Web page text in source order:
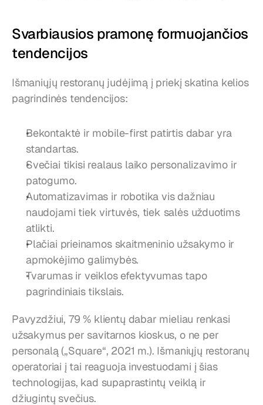
Svarbiausios pramonę formuojančios
tendencijos
Išmaniųjų restoranų judėjimą į priekį skatina kelios
pagrindinės tendencijos:
Bekontaktė ir mobile-first patirtis dabar yra
standartas.
Svečiai tikisi realaus laiko personalizavimo ir
patogumo.
Automatizavimas ir robotika vis dažniau
naudojami tiek virtuvės, tiek salės užduotims
atlikti.
Plačiai prieinamos skaitmeninio užsakymo ir
apmokėjimo galimybės.
Tvarumas ir veiklos efektyvumas tapo
pagrindiniais tikslais.
Pavyzdžiui, 79 % klientų dabar mieliau renkasi
užsakymus per savitarnos kioskus, o ne per
personalą („Square“, 2021 m.). Išmaniųjų restoranų
operatoriai į tai reaguoja investuodami į šias
technologijas, kad supaprastintų veiklą ir
džiugintų svečius.